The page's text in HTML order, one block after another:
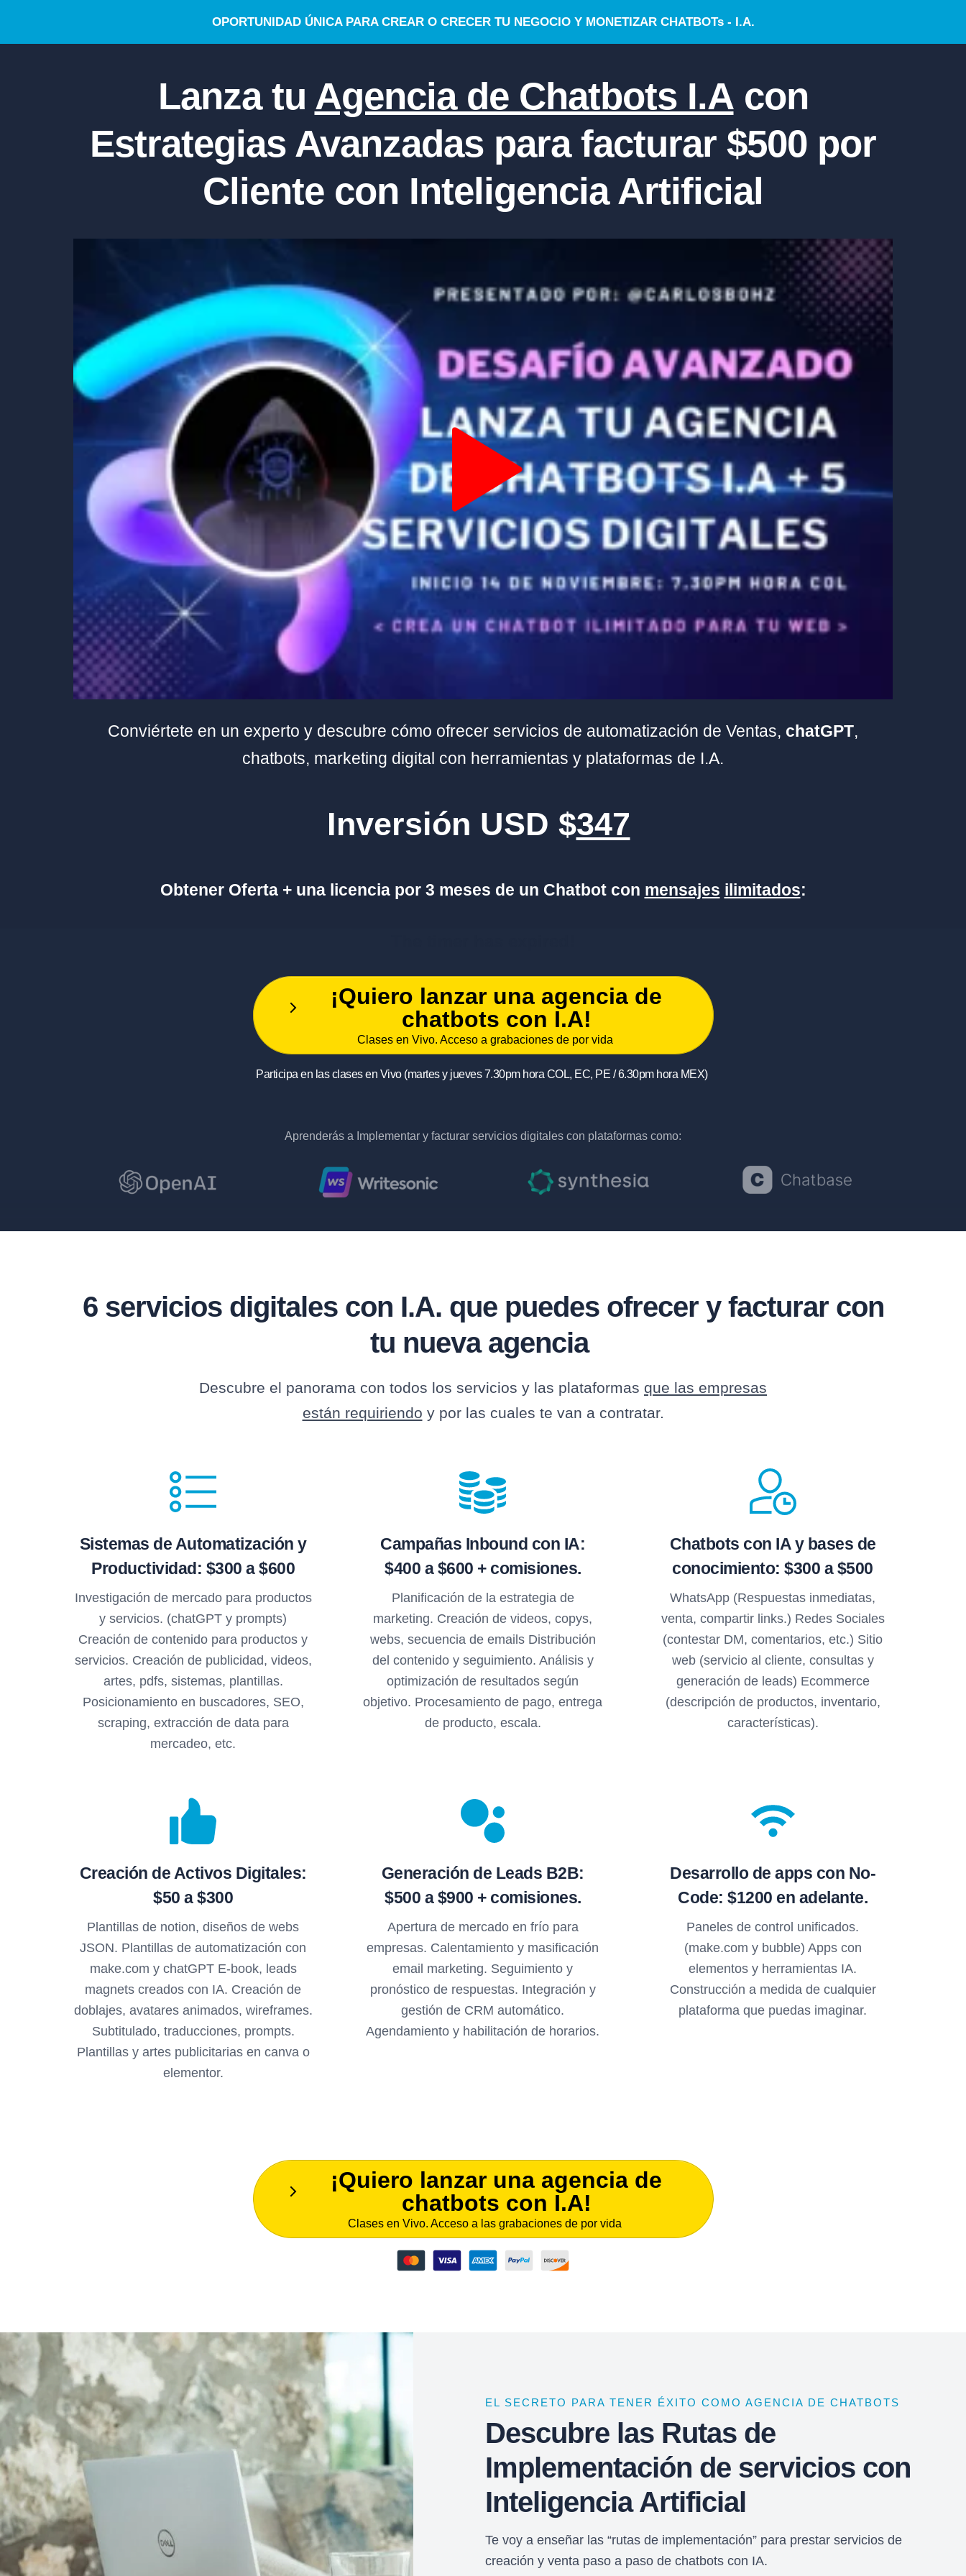
OPORTUNIDAD ÚNICA PARA CREAR O CRECER TU NEGOCIO Y MONETIZAR CHATBOTs - I.A.
Lanza tu Agencia de Chatbots I.Acon
Estrategias Avanzadas para facturar $500 por
Cliente con Inteligencia Artificial
Conviértete en un experto y descubre cómo ofrecer servicios de automatización de Ventas, chatGPT,
chatbots, marketing digital con herramientas y plataformas de I.A.
Inversión USD $347
Obtener Oferta + una licencia por 3 meses de un Chatbot con mensajes ilimitados:
¡Quiero lanzar una agencia de
chatbots con I.A!
Clases en Vivo. Acceso a grabaciones de por vida
Participa en las clases en Vivo (martes y jueves 7.30pm hora COL, EC, PE / 6.30pm hora MEX)
Aprenderás a Implementar y facturar servicios digitales con plataformas como:
6 servicios digitales con I.A. que puedes ofrecer y facturar con
tu nueva agencia
Descubre el panorama con todos los servicios y las plataformas que las empresas
están requiriendo y por las cuales te van a contratar.
Sistemas de Automatización y
Productividad: $300 a $600
Investigación de mercado para productos
y servicios. (chatGPT y prompts)
Creación de contenido para productos y
servicios. Creación de publicidad, videos,
artes, pdfs, sistemas, plantillas.
Posicionamiento en buscadores, SEO,
scraping, extracción de data para
mercadeo, etc.
Campañas Inbound con IA:
$400 a $600 + comisiones.
Planificación de la estrategia de
marketing. Creación de videos, copys,
webs, secuencia de emails Distribución
del contenido y seguimiento. Análisis y
optimización de resultados según
objetivo. Procesamiento de pago, entrega
de producto, escala.
Chatbots con IA y bases de
conocimiento: $300 a $500
WhatsApp (Respuestas inmediatas,
venta, compartir links.) Redes Sociales
(contestar DM, comentarios, etc.) Sitio
web (servicio al cliente, consultas y
generación de leads) Ecommerce
(descripción de productos, inventario,
características).
Creación de Activos Digitales:
$50 a $300
Plantillas de notion, diseños de webs
JSON. Plantillas de automatización con
make.com y chatGPT E-book, leads
magnets creados con IA. Creación de
doblajes, avatares animados, wireframes.
Subtitulado, traducciones, prompts.
Plantillas y artes publicitarias en canva o
elementor.
Generación de Leads B2B:
$500 a $900 + comisiones.
Apertura de mercado en frío para
empresas. Calentamiento y masificación
email marketing. Seguimiento y
pronóstico de respuestas. Integración y
gestión de CRM automático.
Agendamiento y habilitación de horarios.
Desarrollo de apps con No-
Code: $1200 en adelante.
Paneles de control unificados.
(make.com y bubble) Apps con
elementos y herramientas IA.
Construcción a medida de cualquier
plataforma que puedas imaginar.
¡Quiero lanzar una agencia de
chatbots con I.A!
Clases en Vivo. Acceso a las grabaciones de por vida
EL SECRETO PARA TENER ÉXITO COMO AGENCIA DE CHATBOTS
Descubre las Rutas de
Implementación de servicios con
Inteligencia Artificial
Te voy a enseñar las “rutas de implementación” para prestar servicios de
creación y venta paso a paso de chatbots con IA.